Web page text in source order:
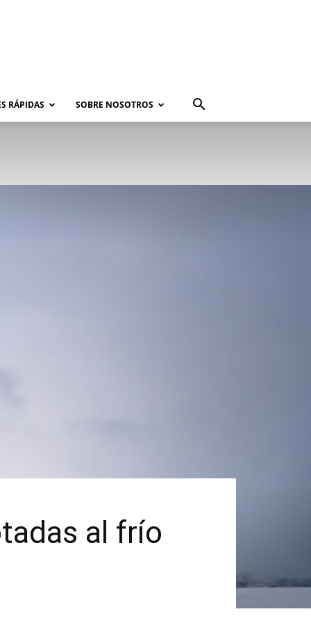
RÁPIDAS SOBRE NOSOTROS
al frío